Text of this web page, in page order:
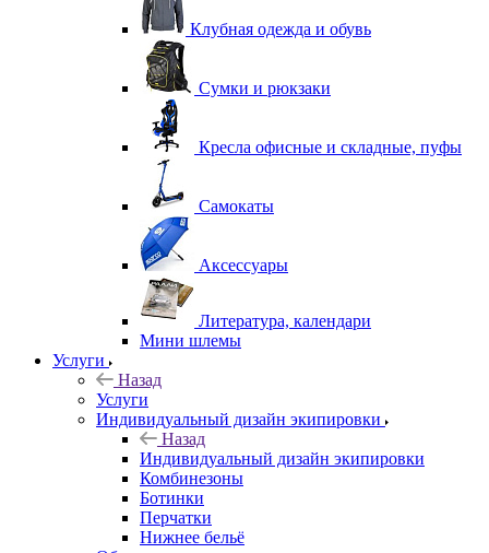
Клубная одежда и обувь
Сумки и рюкзаки
Кресла офисные и складные, пуфы
Самокаты
Аксессуары
Литература, календари
Мини шлемы
Услуги
Назад
Услуги
Индивидуальный дизайн экипировки
Назад
Индивидуальный дизайн экипировки
Комбинезоны
Ботинки
Перчатки
Нижнее бельё